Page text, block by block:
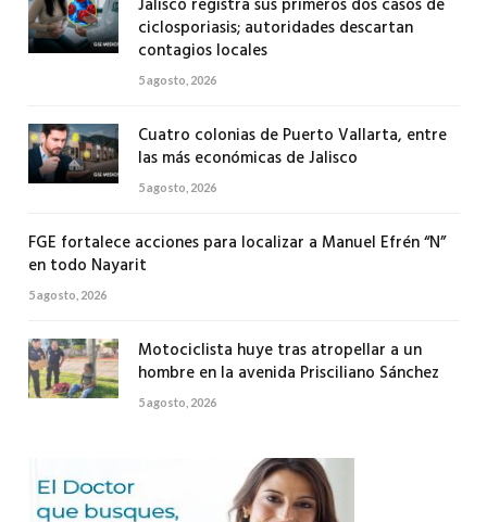
Jalisco registra sus primeros dos casos de
ciclosporiasis; autoridades descartan
contagios locales
5 agosto, 2026
Cuatro colonias de Puerto Vallarta, entre
las más económicas de Jalisco
5 agosto, 2026
FGE fortalece acciones para localizar a Manuel Efrén “N”
en todo Nayarit
5 agosto, 2026
Motociclista huye tras atropellar a un
hombre en la avenida Prisciliano Sánchez
5 agosto, 2026